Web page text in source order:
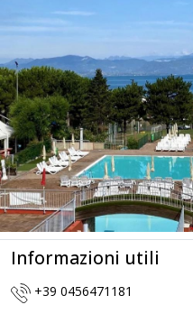
Informazioni utili
+39 0456471181